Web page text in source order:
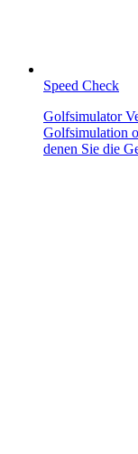
Speed Check
Golfsimulator
Golfsimulation
denen Sie die